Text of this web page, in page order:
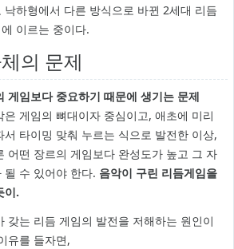
하형에서 다른 방식으로 바뀐 2세대 리듬
이르는 중이다.
의 문제
게임보다 중요하기 때문에 생기는 문제
게임의 뼈대이자 중심이고, 애초에 미리
타이밍 맞춰 누르는 식으로 발전한 이상,
어떤 장르의 게임보다 완성도가 높고 그 자
수 있어야 한다. 음악이 구린 리듬게임을
이.
갖는 리듬 게임의 발전을 저해하는 원인이
유를 들자면,